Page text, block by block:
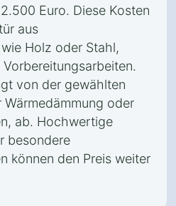
Euro. Diese Kosten
aus
Holz oder Stahl,
von der gewählten
oder
ab. Hochwertige
besondere
können den Preis weiter